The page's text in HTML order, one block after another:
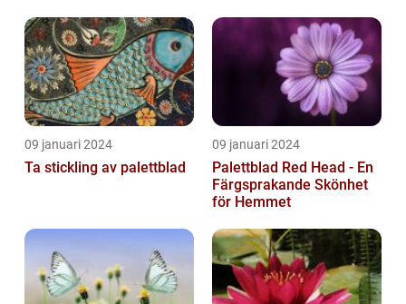
09 januari 2024
Ta stickling av palettblad
09 januari 2024
Palettblad Red Head - En
Färgsprakande Skönhet
för Hemmet